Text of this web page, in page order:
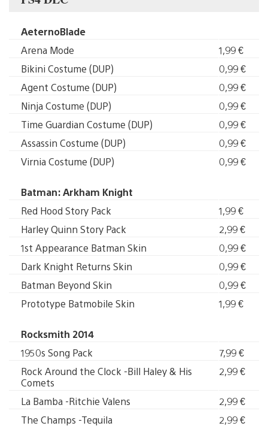
AeternoBlade
Arena Mode
1,99 €
Bikini Costume (DUP)
0,99 €
Agent Costume (DUP)
0,99 €
Ninja Costume (DUP)
0,99 €
Time Guardian Costume (DUP)
0,99 €
Assassin Costume (DUP)
0,99 €
Virnia Costume (DUP)
0,99 €
Batman: Arkham Knight
Red Hood Story Pack
1,99 €
Harley Quinn Story Pack
2,99 €
1st Appearance Batman Skin
0,99 €
Dark Knight Returns Skin
0,99 €
Batman Beyond Skin
0,99 €
Prototype Batmobile Skin
1,99 €
Rocksmith 2014
1950s Song Pack
7,99 €
Rock Around the Clock -Bill Haley & His
Comets
2,99 €
La Bamba -Ritchie Valens
2,99 €
The Champs -Tequila
2,99 €